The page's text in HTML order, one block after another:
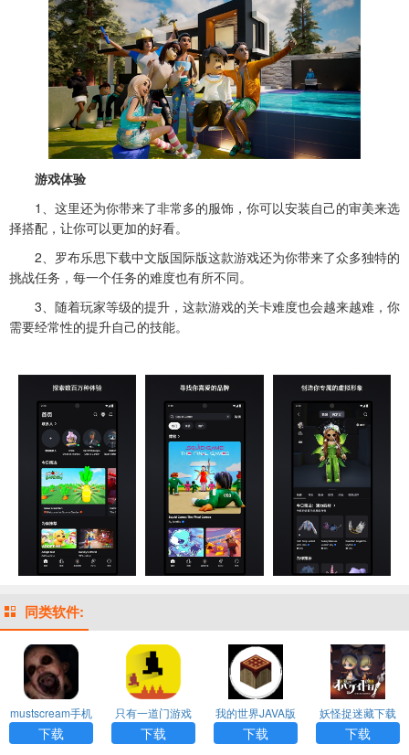
游戏体验
1、这里还为你带来了非常多的服饰，你可以安装自己的审美来选
择搭配，让你可以更加的好看。
2、罗布乐思下载中文版国际版这款游戏还为你带来了众多独特的
挑战任务，每一个任务的难度也有所不同。
3、随着玩家等级的提升，这款游戏的关卡难度也会越来越难，你
需要经常性的提升自己的技能。
同类软件:
mustscream手机
版下载免费版
下载
只有一道门游戏
手机版下载
下载
我的世界JAVA版
下载手机版最新
下载
妖怪捉迷藏下载
正版
下载